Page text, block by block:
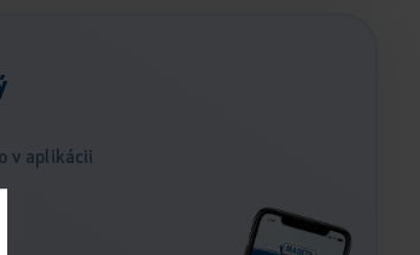
v aplikácii